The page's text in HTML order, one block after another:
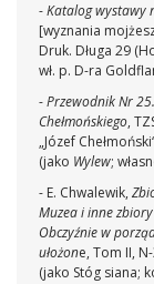
-Katalog wystawy
[wyznania
Druk. Długa 29
wł. p. D-ra
-Przewodnik Nr
Chełmońskiego,
„Józef
(jako Wylew;
- E. Chwalewik,
Muzea i inne
Obczyźnie w
ułożone, Tom II,
(jako Stóg siana;